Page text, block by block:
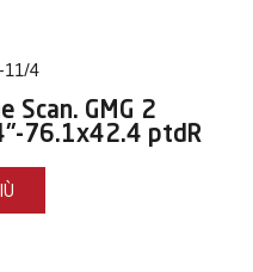
11/4
Scan. GMG 2
76.1x42.4 ptdR